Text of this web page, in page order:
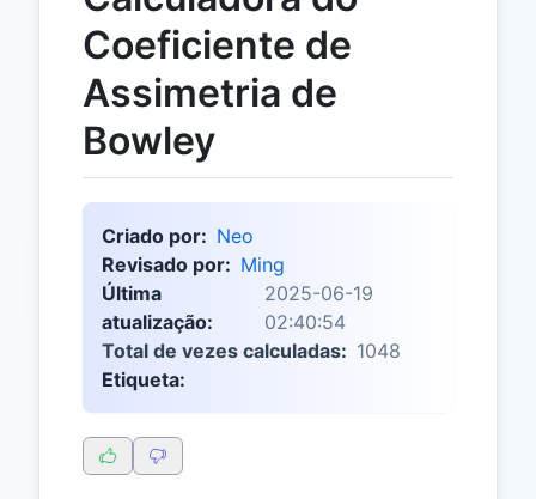
Coeficiente de
Assimetria de
Bowley
Criado por: Neo
Revisado por: Ming
Última
atualização:
2025-06-19
02:40:54
Total de vezes calculadas: 1048
Etiqueta: